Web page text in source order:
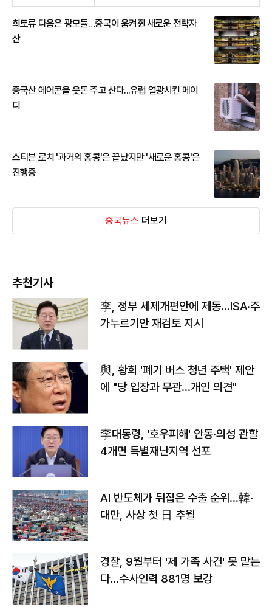
희토류 다음은 광모듈…중국이 움켜쥔 새로운 전략자
산
중국산 에어콘을 웃돈 주고 산다...유럽 열광시킨 메이
디
스티븐 로치 '과거의 홍콩'은 끝났지만 '새로운 홍콩'은
진행중
중국뉴스 더보기
추천기사
李, 정부 세제개편안에 제동…ISA·주
가누르기안 재검토 지시
與, 황희 '폐기 버스 청년 주택' 제안
에 "당 입장과 무관…개인 의견"
李대통령, '호우피해' 안동·의성 관할
4개면 특별재난지역 선포
AI 반도체가 뒤집은 수출 순위…韓·
대만, 사상 첫 日 추월
경찰, 9월부터 '제 가족 사건' 못 맡는
다…수사인력 881명 보강